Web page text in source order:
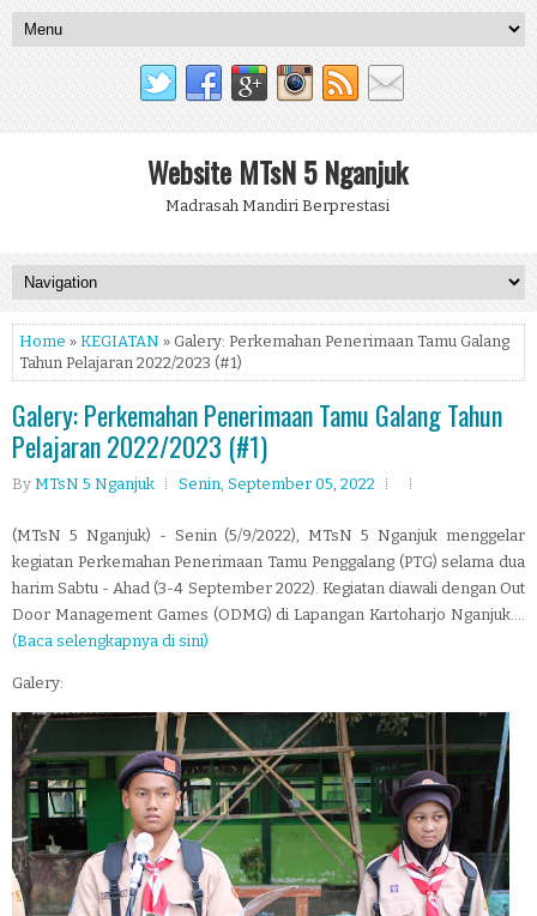
Website MTsN 5 Nganjuk
Madrasah Mandiri Berprestasi
Home » KEGIATAN » Galery: Perkemahan Penerimaan Tamu Galang
Tahun Pelajaran 2022/2023 (#1)
Galery: Perkemahan Penerimaan Tamu Galang Tahun
Pelajaran 2022/2023 (#1)
By MTsN 5 Nganjuk Senin, September 05, 2022
(MTsN 5 Nganjuk) - Senin (5/9/2022), MTsN 5 Nganjuk menggelar
kegiatan Perkemahan Penerimaan Tamu Penggalang (PTG) selama dua
harim Sabtu - Ahad (3-4 September 2022). Kegiatan diawali dengan Out
Door Management Games (ODMG) di Lapangan Kartoharjo Nganjuk....
(Baca selengkapnya di sini)
Galery: